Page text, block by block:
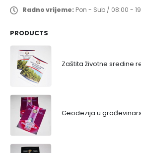
Radno vrijeme: Pon - Sub / 08:00 -
PRODUCTS
Geodezija u